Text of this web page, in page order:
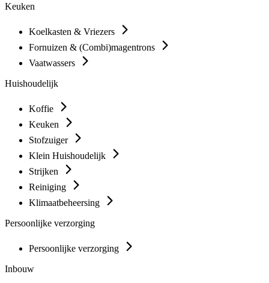
Keuken
Koelkasten & Vriezers
Fornuizen & (Combi)magentrons
Vaatwassers
Huishoudelijk
Koffie
Keuken
Stofzuiger
Klein Huishoudelijk
Strijken
Reiniging
Klimaatbeheersing
Persoonlijke verzorging
Persoonlijke verzorging
Inbouw